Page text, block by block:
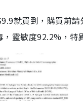
就買到，購買前
靈敏度92.2%，特